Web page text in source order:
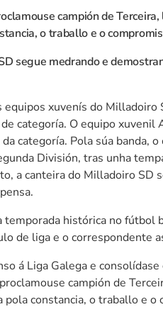
campión de
o traballo e o
segue medrando e
equipos xuvenís do
categoría. O equipo xuvenil
categoría. Pola súa banda,
División, tras unha
a canteira do Milladoiro SD
histórica no fútbol
de liga e o correspondente
á Liga Galega e
campión de
pola constancia, o traballo e o